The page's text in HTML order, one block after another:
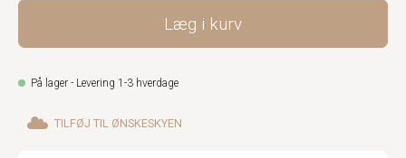
Læg i kurv
På lager - Levering 1-3 hverdage
TILFØJ TIL ØNSKESKYEN